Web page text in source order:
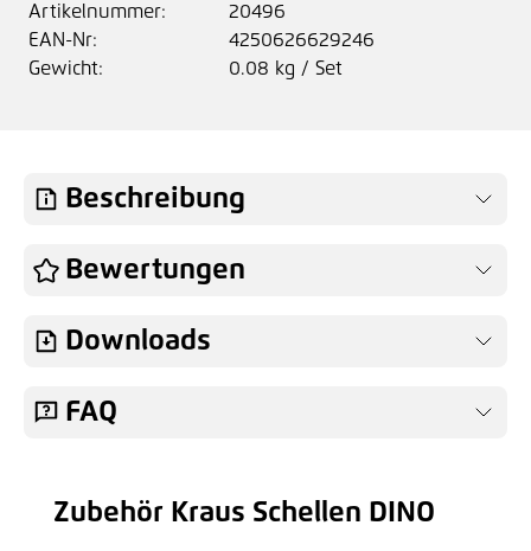
Artikelnummer:
20496
EAN-Nr:
4250626629246
Gewicht:
0.08 kg / Set
Beschreibung
Bewertungen
Downloads
FAQ
Produktgalerie überspringen
Zubehör Kraus Schellen DINO